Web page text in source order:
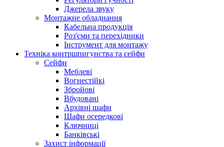
Джерела звуку
Монтажне обладнання
Кабельна продукція
Роз'єми та перехідники
Інструмент для монтажу
Техніка контршпигунства та сейфи
Сейфи
Меблеві
Вогнестійкі
Збройові
Вбудовані
Архівні шафи
Шафи осередкові
Ключниці
Банківські
Захист інформації